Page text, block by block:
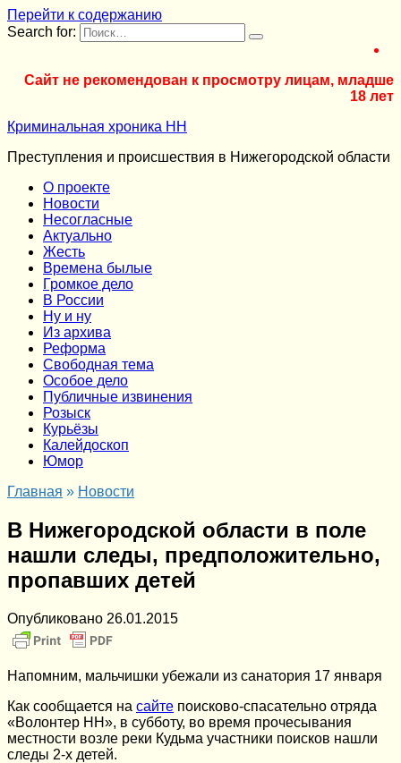
Перейти к содержанию
Search for:
Сайт не рекомендован к просмотру лицам, младше
18 лет
Криминальная хроника НН
Преступления и происшествия в Нижегородской области
О проекте
Новости
Несогласные
Актуально
Жесть
Времена былые
Громкое дело
В России
Ну и ну
Из архива
Реформа
Cвободная тема
Особое дело
Публичные извинения
Розыск
Курьёзы
Калейдоскоп
Юмор
Главная » Новости
В Нижегородской области в поле
нашли следы, предположительно,
пропавших детей
Опубликовано 26.01.2015
Напомним, мальчишки убежали из санатория 17 января
Как сообщается на сайте поисково-спасательно отряда
«Волонтер НН», в субботу, во время прочесывания
местности возле реки Кудьма участники поисков нашли
следы 2-х детей.